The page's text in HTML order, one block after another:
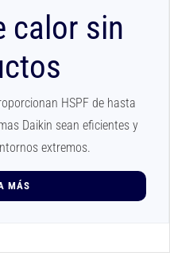
calor sin
HSPF de hasta
Daikin sean eficientes y
extremos.
MÁS